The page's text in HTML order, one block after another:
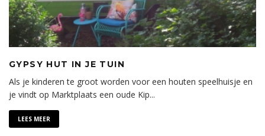
GYPSY HUT IN JE TUIN
Als je kinderen te groot worden voor een houten speelhuisje en
je vindt op Marktplaats een oude Kip...
LEES MEER